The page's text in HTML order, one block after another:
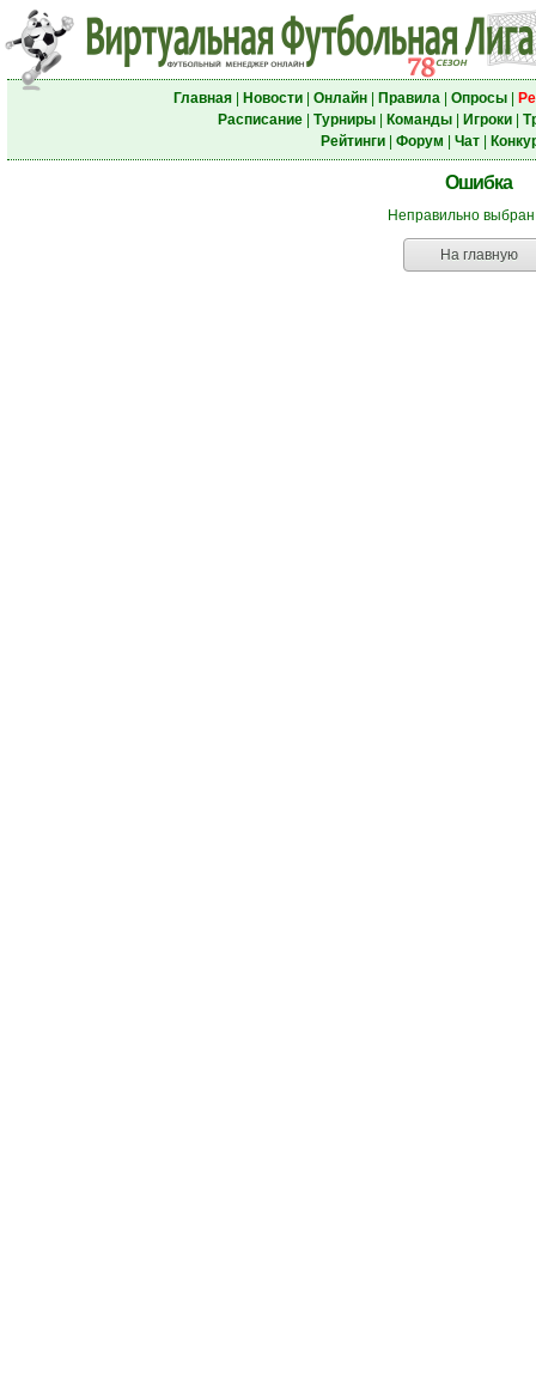
Главная| Новости| Онлайн| Правила| Опросы|
Расписание| Турниры| Команды| Игроки|
Рейтинги| Форум Чат|
Ошибка
Неправильно
На главную